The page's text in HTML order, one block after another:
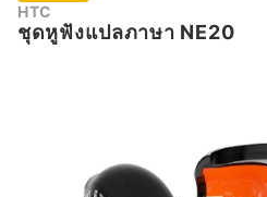
HTC
ชุดหูฟังแปลภาษา NE20